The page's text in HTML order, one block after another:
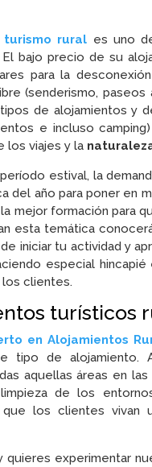
turismo rural es uno
El bajo precio de su
para la
(senderismo, paseos
de alojamientos y
e incluso
los viajes y la
estival, la
del año para poner en
mejor formación para
esta temática
iniciar tu actividad y
especial
clientes.
turísticos
en Alojamientos
tipo de alojamiento.
aquellas áreas en
limpieza de los
que los clientes vivan
quieres experimentar